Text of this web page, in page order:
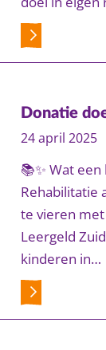
Donatie
24 april 2025
📚✨ Wat
Rehabilitatie
te vieren met
Leergeld
kinderen in…